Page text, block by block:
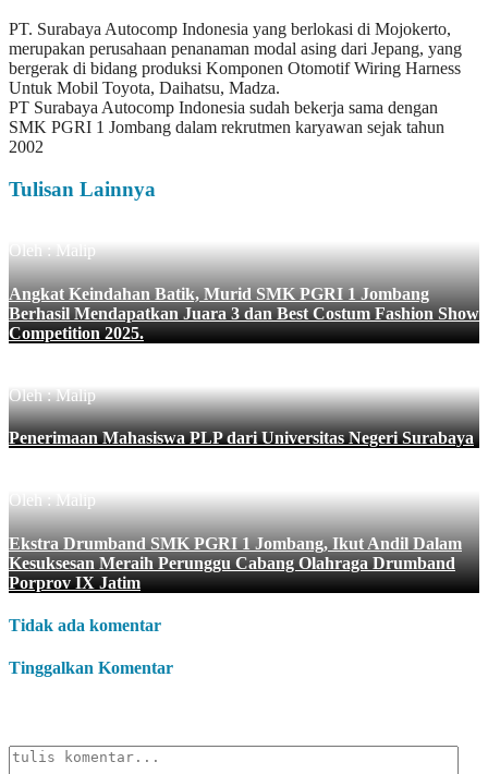
PT. Surabaya Autocomp Indonesia yang berlokasi di Mojokerto,
merupakan perusahaan penanaman modal asing dari Jepang, yang
bergerak di bidang produksi Komponen Otomotif Wiring Harness
Untuk Mobil Toyota, Daihatsu, Madza.
PT Surabaya Autocomp Indonesia sudah bekerja sama dengan
SMK PGRI 1 Jombang dalam rekrutmen karyawan sejak tahun
2002
Tulisan Lainnya
Oleh : Malip
Angkat Keindahan Batik, Murid SMK PGRI 1 Jombang
Berhasil Mendapatkan Juara 3 dan Best Costum Fashion Show
Competition 2025.
Oleh : Malip
Penerimaan Mahasiswa PLP dari Universitas Negeri Surabaya
Oleh : Malip
Ekstra Drumband SMK PGRI 1 Jombang, Ikut Andil Dalam
Kesuksesan Meraih Perunggu Cabang Olahraga Drumband
Porprov IX Jatim
Tidak ada komentar
Tinggalkan Komentar